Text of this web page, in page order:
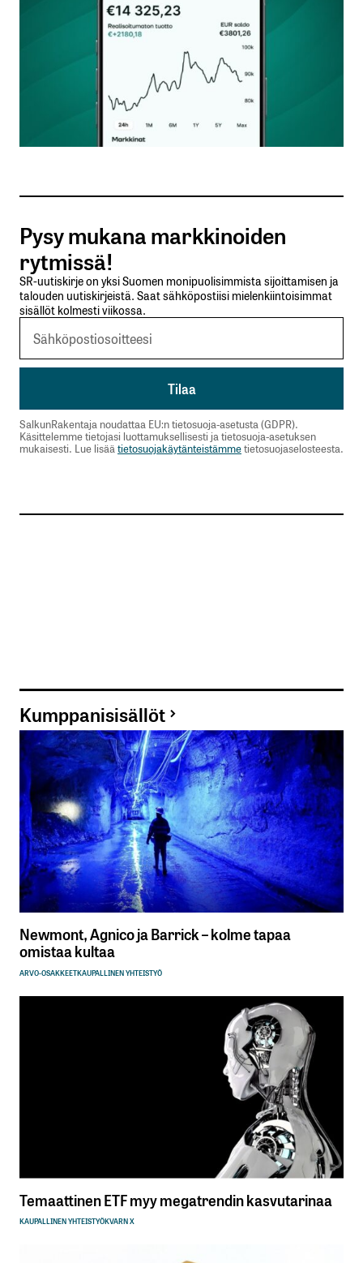
Nimesi tai nimimerkkisi
Sähköpostiosoitteesi
Tilaa SalkunRakentajan uutiskirje
Lähetä kommentti
Pysy mukana markkinoiden
rytmissä!
SR-uutiskirje on yksi Suomen monipuolisimmista sijoittamisen ja
talouden uutiskirjeistä. Saat sähköpostiisi mielenkiintoisimmat
sisällöt kolmesti viikossa.
SalkunRakentaja noudattaa EU:n tietosuoja-asetusta (GDPR).
Käsittelemme tietojasi luottamuksellisesti ja tietosuoja-asetuksen
mukaisesti. Lue lisää tietosuojakäytänteistämmetietosuojaselosteesta.
Kumppanisisällöt
Newmont, Agnico ja Barrick – kolme tapaa
omistaa kultaa
ARVO-OSAKKEETKAUPALLINEN YHTEISTYÖ
Temaattinen ETF myy megatrendin kasvutarinaa
KAUPALLINEN YHTEISTYÖKVARN X